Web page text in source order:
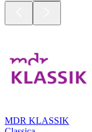
MDR KLASSIK